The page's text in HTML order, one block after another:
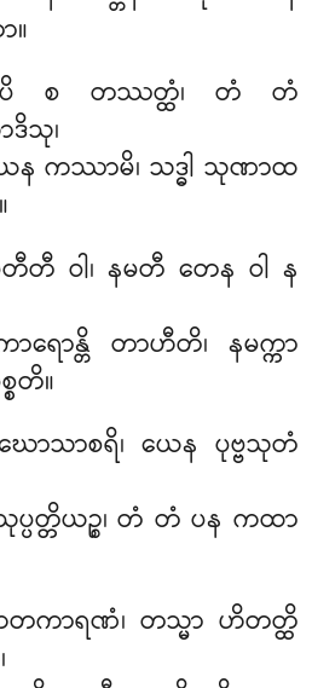
။
ောပိ စ တဿတ္ထံ၊ တံ တံ
ဒိသု၊
ေန ကဿာမိ၊ သဒ္ဓါ သုဏာထ
တီ ဝါ၊ နမတီ တေန ဝါ န
ောန္တိ တာဟီတိ၊ နမက္ကာ
တိ။
ဃောသာစရိ၊ ယေန ပုဗ္ဗသုတံ
ပ္ပတ္တိယဉ္စ၊ တံ တံ ပန ကထာ
တကာရဏံ၊ တသ္မာ ဟိတတ္ထိ